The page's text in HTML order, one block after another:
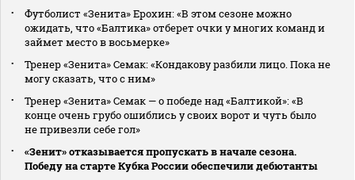
Футболист «Зенита» Ерохин: «В этом сезоне можно
ожидать, что «Балтика» отберет очки у многих команд и
займет место в восьмерке»
Тренер «Зенита» Семак: «Кондакову разбили лицо. Пока не
могу сказать, что с ним»
Тренер «Зенита» Семак — о победе над «Балтикой»: «В
конце очень грубо ошиблись у своих ворот и чуть было
не привезли себе гол»
«Зенит» отказывается пропускать в начале сезона.
Победу на старте Кубка России обеспечили дебютанты